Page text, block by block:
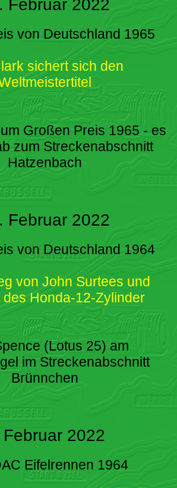
Februar 2022
von Deutschland 1965
sichert sich den
Großen Preis 1965 - es
zum Streckenabschnitt
Hatzenbach
Februar 2022
von Deutschland 1964
von John Surtees und
des Honda-12-Zylinder
(Lotus 25) am
im Streckenabschnitt
Brünnchen
Februar 2022
Eifelrennen 1964